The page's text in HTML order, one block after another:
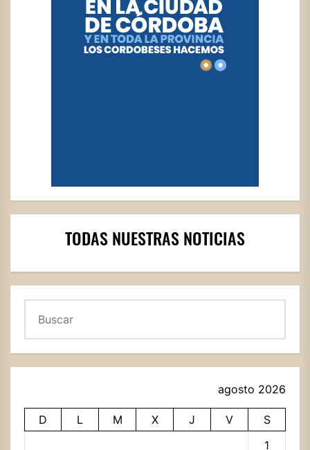
TODAS NUESTRAS NOTICIAS
agosto 2026
D L M X J V
S
1